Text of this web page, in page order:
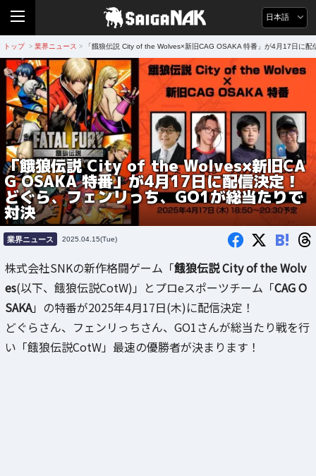
日本語
トップ > 業界ニュース > 「餓狼伝説 City of the Wolves×新旧CAG OSAKA 特番」が4月17日に
「餓狼伝説 City of the Wolves×新旧CA
G OSAKA 特番」が4月17日に配信決定！
どぐら、フェンリっち、GO1が総当たりで
対決
業界ニュース 2025.04.15(Tue) B!
株式会社SNKの新作格闘ゲーム「餓狼伝説 City of the Wolv
es(以下、餓狼伝説CotW)」とプロeスポーツチーム「CAG O
SAKA」の特番が2025年4月17日(木)に配信決定！
どぐらさん、フェンリっちさん、GO1さんが総当たり戦を行
い「餓狼伝説CotW」最速の優勝者が決まります！